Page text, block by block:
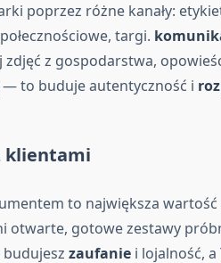
poprzez różne kanały:
targi.
zdjęć z gospodarstwa,
to buduje autentyczność i
klientami
to największa wartość
otwarte, gotowe zestawy
budujeszzaufanie i lojalność,